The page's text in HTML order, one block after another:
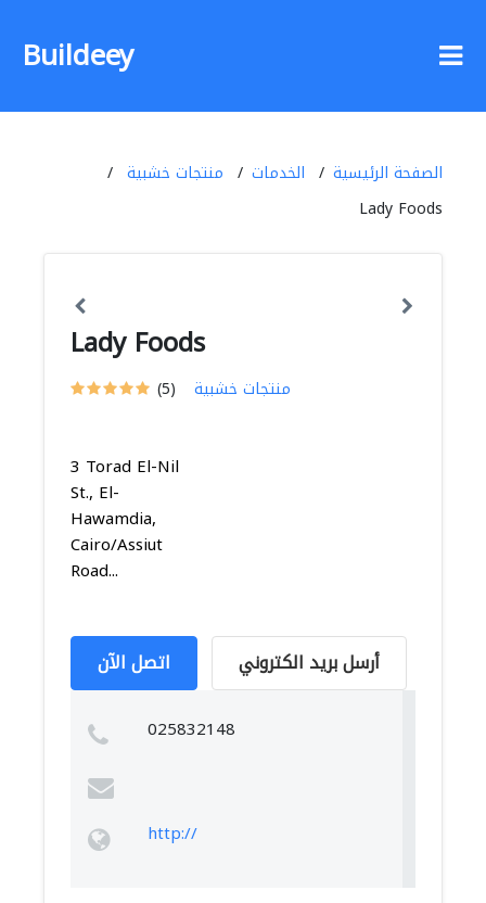
Buildeey
الصفحة الرئيسية الخدمات
منتجات خشبية
Lady Foods
Lady Foods
(5) منتجات خشبية
3 Torad El-Nil
St., El-
Hawamdia,
Cairo/Assiut
Road...
اتصل الآن أرسل بريد الكتروني
025832148
http://